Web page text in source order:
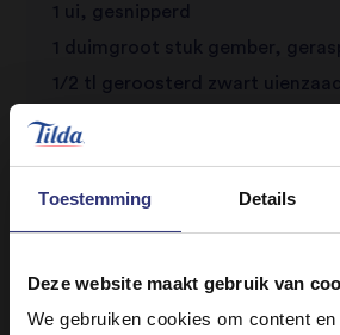
Toestemming Details
Deze website maakt gebruik van
We gebruiken cookies om content
1 ui, gesnipperd
1 duimgroot stuk gember,
1/2 tl geroosterd zwart uienzaad
Blik tomatenblokjes (à 200 g)
1 grote tomaat, in kwarten